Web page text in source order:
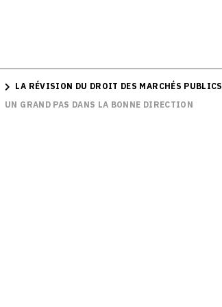
LA RÉVISION DU DROIT DES MARCHÉS PUBLICS
UN GRAND PAS DANS LA BONNE DIRECTION